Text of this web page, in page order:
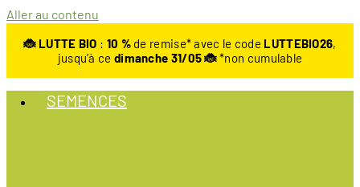
Aller au contenu
🐞 LUTTE BIO : 10 %de remise* avec le code LUTTEBIO26,
jusqu’à ce dimanche 31/05 🐞*non cumulable
SEMENCES